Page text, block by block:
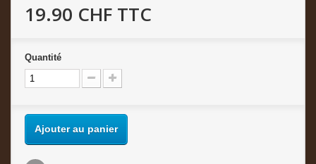
19.90 CHF TTC
Quantité
Ajouter au panier